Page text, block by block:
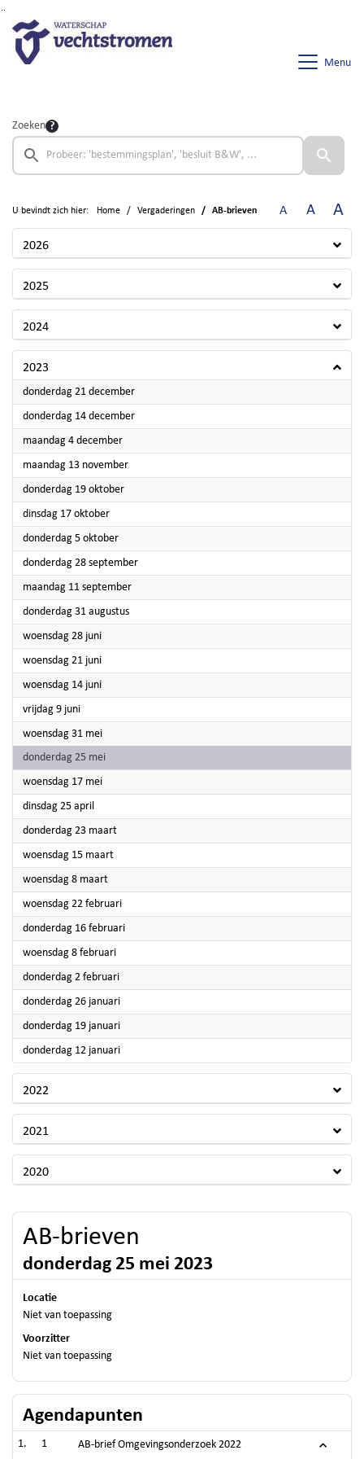
Menu
Zoeken
U bevindt zich hier: Home Vergaderingen AB-brieven A A A
2026
2025
2024
2023
donderdag 21 december2023
donderdag 14 december2023
maandag 4 december2023
maandag 13 november2023
donderdag 19 oktober2023
dinsdag 17 oktober2023
donderdag 5 oktober2023
donderdag 28 september2023
maandag 11 september2023
donderdag 31 augustus2023
woensdag 28 juni2023
woensdag 21 juni2023
woensdag 14 juni2023
vrijdag 9 juni2023
woensdag 31 mei2023
donderdag 25 mei2023
woensdag 17 mei2023
dinsdag 25 april
donderdag 23 maart2023
woensdag 15 maart2023
woensdag 8 maart2023
woensdag 22 februari2023
donderdag 16 februari2023
woensdag 8 februari2023
donderdag 2 februari2023
donderdag 26 januari2023
donderdag 19 januari2023
donderdag 12 januari2023
2022
2021
2020
AB-brieven
donderdag 25 mei 2023
Locatie
Niet van toepassing
Voorzitter
Niet van toepassing
Agendapunten
1 AB-brief Omgevingsonderzoek 2022